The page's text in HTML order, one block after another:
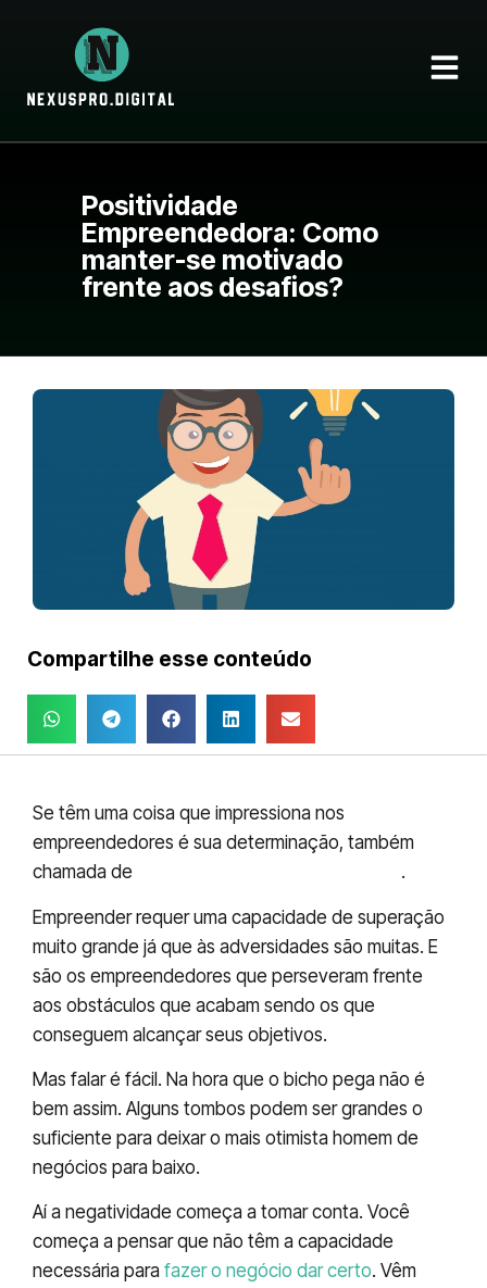
Positividade
Empreendedora: Como
manter-se motivado
frente aos desafios?
Compartilhe esse conteúdo
Se têm uma coisa que impressiona nos
empreendedores é sua determinação, também
chamada de
.
Empreender requer uma capacidade de superação
muito grande já que às adversidades são muitas. E
são os empreendedores que perseveram frente
aos obstáculos que acabam sendo os que
conseguem alcançar seus objetivos.
Mas falar é fácil. Na hora que o bicho pega não é
bem assim. Alguns tombos podem ser grandes o
suficiente para deixar o mais otimista homem de
negócios para baixo.
Aí a negatividade começa a tomar conta. Você
começa a pensar que não têm a capacidade
necessária para fazer o negócio dar certo. Vêm